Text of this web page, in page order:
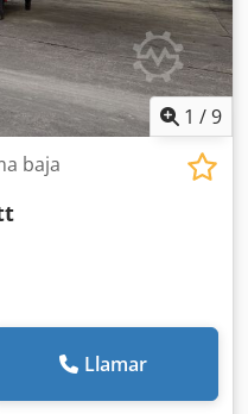
y cambios;
en: !, Más detalles: !
1 /9
baja
Llamar